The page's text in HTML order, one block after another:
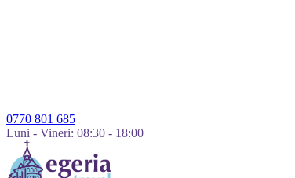
0770 801 685
Luni - Vineri: 08:30 - 18:00